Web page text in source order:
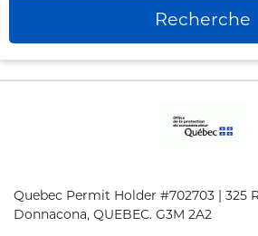
Recherche
Quebec Permit Holder #702703 | 325
Donnacona, QUEBEC. G3M 2A2